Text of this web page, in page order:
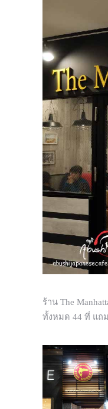
ร้าน The
ทั้งหมด 44 ที่ แถ